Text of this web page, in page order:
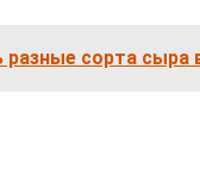
сорта сыра